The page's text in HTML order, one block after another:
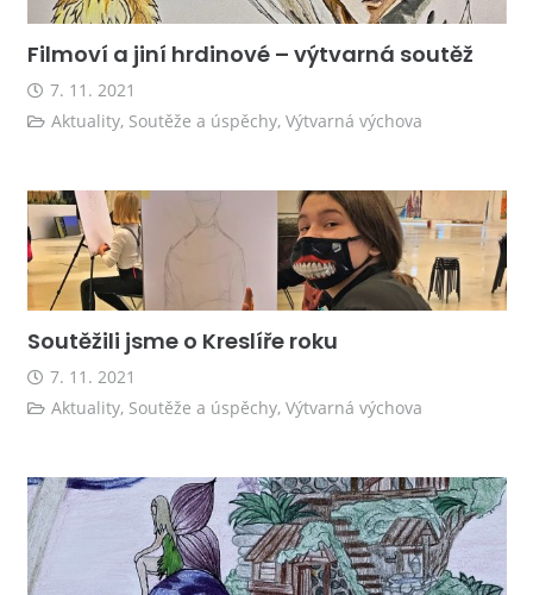
Filmoví a jiní hrdinové – výtvarná soutěž
7. 11. 2021
Aktuality, Soutěže a úspěchy, Výtvarná výchova
Soutěžili jsme o Kreslíře roku
7. 11. 2021
Aktuality, Soutěže a úspěchy, Výtvarná výchova